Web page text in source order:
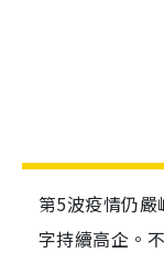
第5波疫情仍
字持續高企。